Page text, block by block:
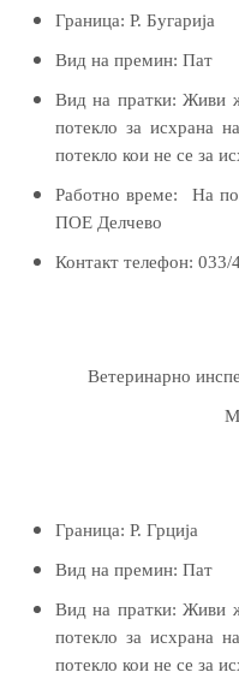
Граница: Р. Бугарија
Вид на премин: Пат
Вид на пратки:Живи
потекло за исхрана
потекло кои не се за
Работно време:
На
ПОЕ Делчево
Контакт телефон: 033/
Ветеринарно
Граница: Р. Грција
Вид на премин: Пат
Вид на пратки:Живи
потекло за исхрана
потекло кои не се за